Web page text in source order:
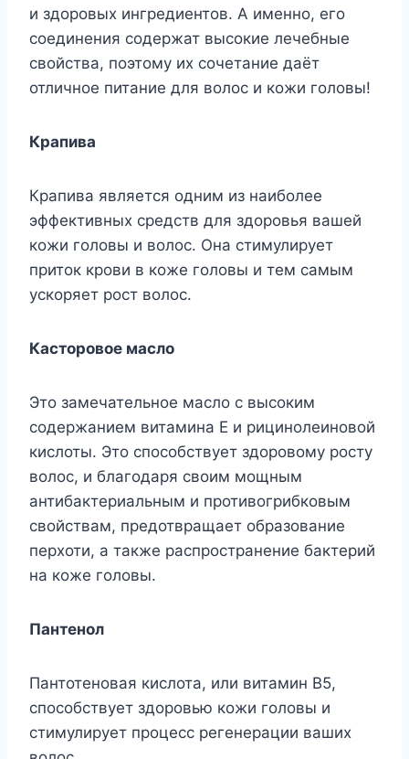
и здоровых ингредиентов. А именно, его
соединения содержат высокие лечебные
свойства, поэтому их сочетание даёт
отличное питание для волос и кожи головы!
Крапива
Крапива является одним из наиболее
эффективных средств для здоровья вашей
кожи головы и волос. Она стимулирует
приток крови в коже головы и тем самым
ускоряет рост волос.
Касторовое масло
Это замечательное масло с высоким
содержанием витамина Е и рицинолеиновой
кислоты. Это способствует здоровому росту
волос, и благодаря своим мощным
антибактериальным и противогрибковым
свойствам, предотвращает образование
перхоти, а также распространение бактерий
на коже головы.
Пантенол
Пантотеновая кислота, или витамин B5,
способствует здоровью кожи головы и
стимулирует процесс регенерации ваших